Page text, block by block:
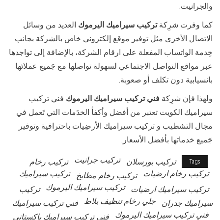
والجرانيت.
كما وفرت شرِكةتركيب سيراميك اليرموك العديد من وسائل
الاتصال الأخرى مثل توفير موقع إلكتروني خاص بالشركة بجانب
خِدمة الواتساب المفعلة على ارقام الشركة، بالإضافة إلى تواجدها
عبر مواقع التواصل الاجتماعي لسهولة تواصلها مع جَميع عملائها
بانسيابية دون تكلف أو صعوبة.
ولهذا فإن شرِكة فني تركيب سيراميك اليرموك فني تركيب
سيراميك الكويت تعتبر من أفضل وأكفأ الخدَمات التي تَعمل في
مجال التشطيب و تركيب سيراميك الأرضِيات باحترافية وتوفير
جَميع خدماتها بأفضل الأسعار.
Tags تركيب بورسلان تركيب جرانيت
تركيب رخام
تركيب رخام ارضيات
تركيب رخام مطابخ
تركيب سيراميك
تركيب سيراميك ارضيات
تركيب سيراميك اليرموك
تركيب
سيراميك جدران
جلي رخام تنظيف بلاط
فني تركيب سيراميك
فني تركيب سيراميك اليرموك
فني تركيب سيراميك باكستاني